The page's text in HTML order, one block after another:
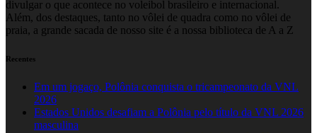
divulgar o que acontece no voleibol brasileiro e internacional.
Além, dos destaques, tanto no vôlei de quadra como no vôlei de
praia, a grande sacada de nosso site é a nossa biblioteca de A a Z
Recentes
Em um jogaço, Polônia conquista o tricampeonato da VNL
2026
Estados Unidos desafiam a Polônia pelo título da VNL 2026
masculina